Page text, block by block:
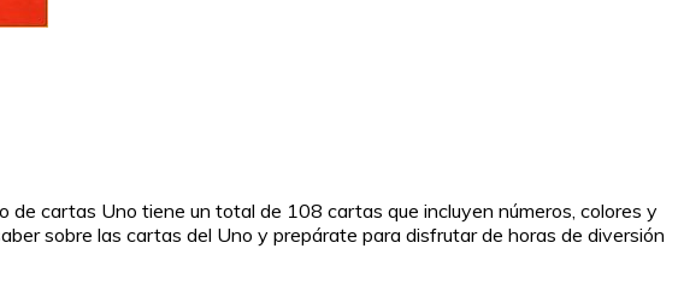
cartas Uno tiene un total de 108 cartas que incluyen números, colores y
sobre las cartas del Uno y prepárate para disfrutar de horas de diversión